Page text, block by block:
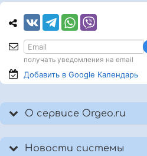
получать уведомления на email
Добавить в Google Календарь
О сервисе Orgeo.ru
Новости системы